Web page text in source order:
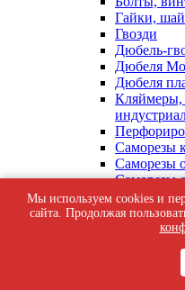
Гайки,
Гвозди
Дюбель-
Дюбеля
Дюбеля
Кляймеры,
Саморезы
Саморезы
Саморезы
Саморезы
Такелаж
Тросы,
Шурупы с
кольцом,
Мы используем cookies и
сайта. Продолжая